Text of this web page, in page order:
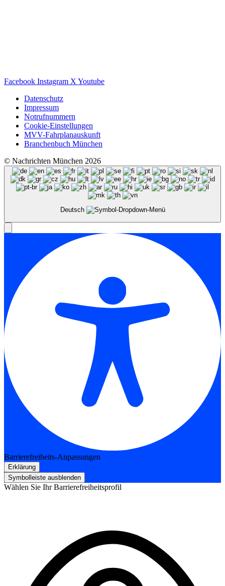
Facebook Instagram X Youtube
Datenschutz
Impressum
Notrufnummern
Cookie-Einstellungen
MVV-Fahrplanauskunft
Branchenbuch München
© Nachrichten München 2026
Deutsch
Barrierefreiheits-Anpassungen
Erklärung
Symbolleiste ausblenden
Wählen Sie Ihr Barrierefreiheitsprofil